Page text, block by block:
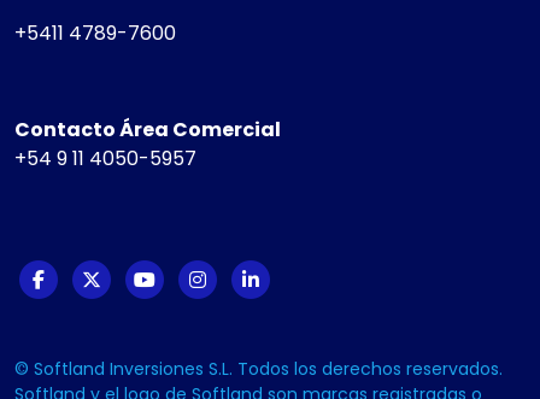
+5411 4789-7600
Contacto Área Comercial
+54 9 11 4050-5957
© Softland Inversiones S.L. Todos los derechos reservados.
Softland y el logo de Softland son marcas registradas o